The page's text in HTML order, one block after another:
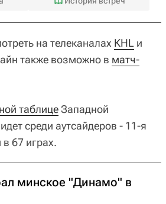
на телеканалах KHL и
также возможно в матч-
таблицеЗападной
среди аутсайдеров - 11-я
67 играх.
минское "Динамо" в